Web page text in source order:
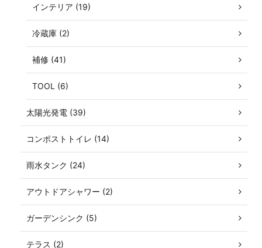
インテリア (19)
冷蔵庫 (2)
補修 (41)
TOOL (6)
太陽光発電 (39)
コンポストトイレ (14)
雨水タンク (24)
アウトドアシャワー (2)
ガーデンシンク (5)
テラス (2)